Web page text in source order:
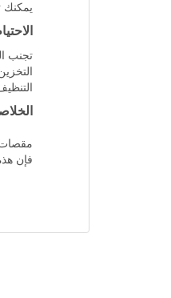
يمكنك
تجنب
فإن